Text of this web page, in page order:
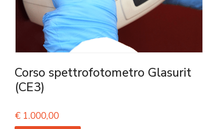
Corso spettrofotometro Glasurit
(CE3)
€ 1.000,00